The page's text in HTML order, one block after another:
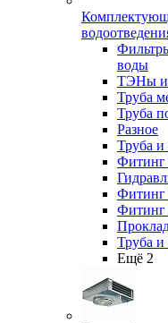
воды
ТЭНы и
Труба
Труба
Разное
Труба
Фитинг
Фитинг
Фитинг
Труба
Ещё 2